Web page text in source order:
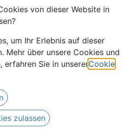
etc.:
block, voile, Leno and first
(white, uni-colored, yarn-dyed,
quality to our customers,
(100 % cotton) only in
von dieser Website in
um Ihr Erlebnis auf dieser
Mehr über unsere Cookies und
Sie in unserer Cookie
zulassen